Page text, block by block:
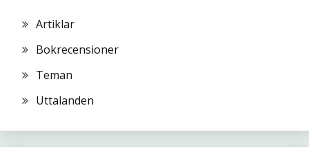
Artiklar
Bokrecensioner
Teman
Uttalanden